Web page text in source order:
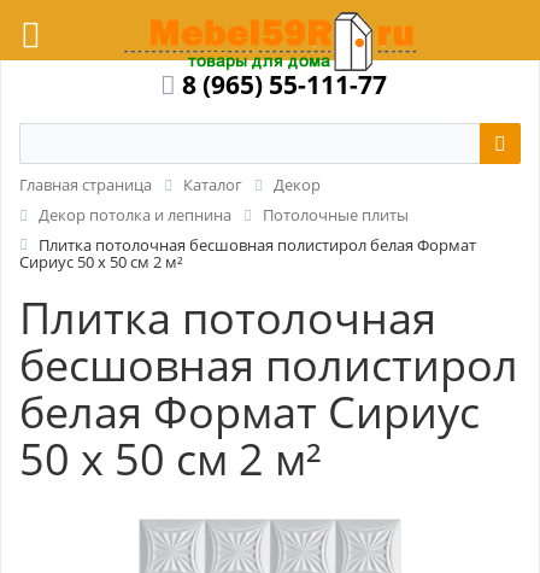
8 (965) 55-111-77
Главная страница Каталог
Декор
Декор потолка и лепнина
Потолочные плиты
Плитка потолочная бесшовная полистирол белая Формат
Сириус 50 x 50 см 2 м²
Плитка потолочная
бесшовная полистирол
белая Формат Сириус
50 x 50 см 2 м²